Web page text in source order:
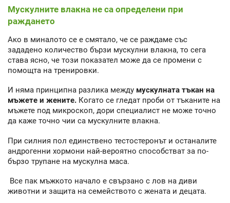
Мускулните влакна не са определени при
раждането
Ако в миналото се е смятало, че се раждаме със
зададено количество бързи мускулни влакна, то сега
става ясно, че този показател може да се промени с
помощта на тренировки.
И няма принципна разлика между мускулната тъкан на
мъжете и жените. Когато се гледат проби от тъканите на
мъжете под микроскоп, дори специалист не може точно
да каже точно чии са мускулните влакна.
При силния пол единствено тестостеронът и останалите
андрогенни хормони най-вероятно способстват за по-
бързо трупане на мускулна маса.
Все пак мъжкото начало е свързано с лов на диви
животни и защита на семейството с жената и децата.